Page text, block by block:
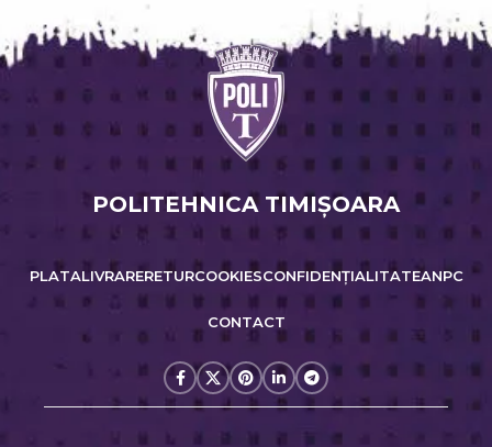
POLITEHNICA TIMIŞOARA
PLATALIVRARERETURCOOKIESCONFIDENȚIALITATEANPC
CONTACT